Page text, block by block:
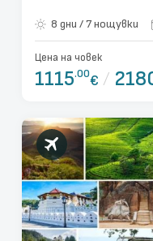
посещение на
Рум - с
София!
8 дни / 7 нощувки
Цена на човек
1115.00€ /